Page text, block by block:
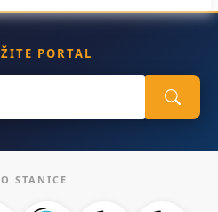
PORTAL
STANICE